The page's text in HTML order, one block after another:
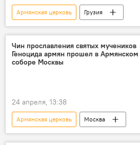
Армянская церковь Грузия
Чин прославления святых мучеников
Геноцида армян прошел в Армянском
соборе Москвы
24 апреля, 13:38
Армянская церковь
Москва
Геноцид армян